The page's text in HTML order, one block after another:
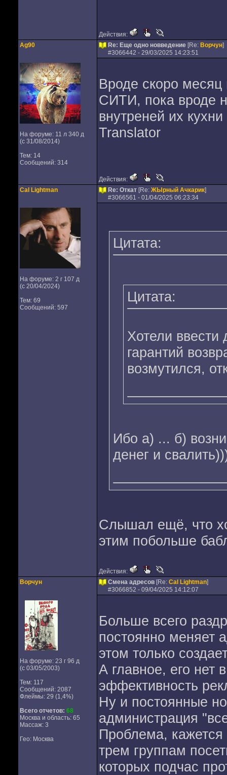
Действия:
Ag90
На форуме: 11 л 340 д
(с 31/08/2014)
Тем: 14
Сообщений: 314
Re: Еще одно новведение [Re: Ворчун]
#3066442 - 29/03/2025 14:23:51
Вроде скоро месяц
СИТИ, пока вроде
внутреней их
Translator
Действия:
Cal Lightman
На форуме: 2 г 107 д
(с 20/04/2024)
Тем: 69
Сообщений: 597
Re: Откат [Re: ЖЫрный Ачкарик]
#3066561 - 01/04/2025 06:23:34
Цитата:
Цитата:
Хотели ввести
гарантий
возмутился,
Ибо а) ... б)
денег и
Слышал ещё, что
этим побольше
Действия:
Ворчун
На форуме: 23 г 96 д
(с 03/05/2003)
Тем: 117
Сообщений: 2087
Флеймы: 29 (1,4%)
Всего отчетов: 68
Москва и область: 65
Массаж: 3
Гео: Москва
Смена адресов [Re: Cal Lightman]
#3066852 - 09/04/2025 14:12:07
Больше всего
постоянно меняет
этом только
А главное, его нет
эффективность
Ну и постоянные
администрация
Проблема, кажется
трем группам
которых подчас